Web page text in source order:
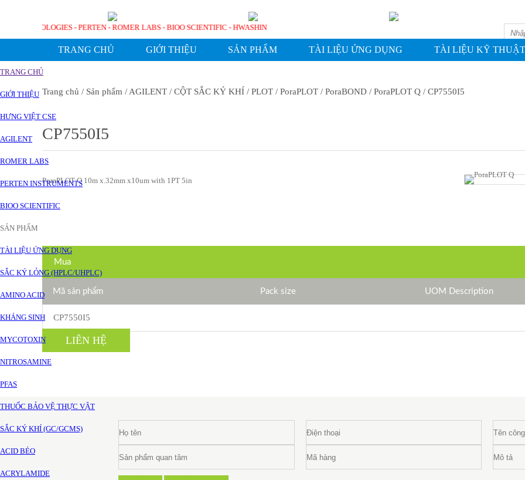
TECHNOLOGIES - PERTEN - ROMER LABS - BIOO SCIENTIFIC - HWASHIN
TRANG CHỦ GIỚI THIỆU SẢN PHẨM TÀI LIỆU ỨNG DỤNG TÀI LIỆU KỸ THUẬT
TRANG CHỦ
GIỚI THIỆU
HƯNG VIỆT CSE
AGILENT
ROMER LABS
PERTEN INSTRUMENTS
BIOO SCIENTIFIC
SẢN PHẨM
TÀI LIỆU ỨNG DỤNG
SẮC KÝ LỎNG (HPLC/UHPLC)
AMINO ACID
KHÁNG SINH
MYCOTOXIN
NITROSAMINE
PFAS
THUỐC BẢO VỆ THỰC VẬT
SẮC KÝ KHÍ (GC/GCMS)
ACID BÉO
ACRYLAMIDE
Trang chủ / Sản phẩm / AGILENT / CỘT SẮC KÝ KHÍ / PLOT / PoraPLOT / PoraBOND / PoraPLOT Q / CP7550I5
CP7550I5
PoraPLOT Q 10m x.32mm x10um with 1PT 5in
Mua
Mã sản phẩm Pack size UOM Description
CP7550I5
LIÊN HỆ